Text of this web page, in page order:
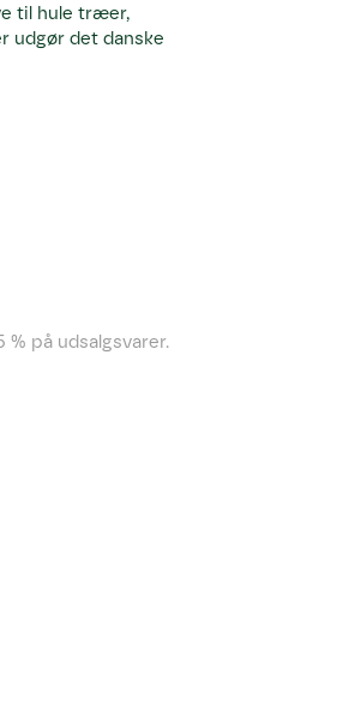
til hule træer,
udgør det danske
på udsalgsvarer.